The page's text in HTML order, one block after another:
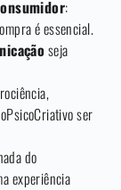
:
é essencial.
seja
ser
do
experiência